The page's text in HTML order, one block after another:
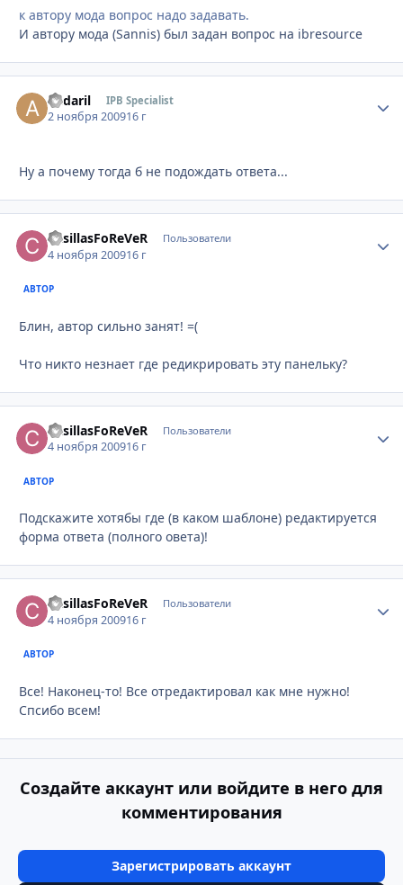
к автору мода вопрос надо задавать.
И автору мода (Sannis) был задан вопрос на ibresource
andaril IPB Specialist
2 ноября 200916 г
Ну а почему тогда б не подождать ответа...
CasillasFoReVeR Пользователи
4 ноября 200916 г
АВТОР
Блин, автор сильно занят! =(
Что никто незнает где редикрировать эту панельку?
CasillasFoReVeR Пользователи
4 ноября 200916 г
АВТОР
Подскажите хотябы где (в каком шаблоне) редактируется
форма ответа (полного овета)!
CasillasFoReVeR Пользователи
4 ноября 200916 г
АВТОР
Все! Наконец-то! Все отредактировал как мне нужно!
Спсибо всем!
Создайте аккаунт или войдите в него для
комментирования
Зарегистрировать аккаунт